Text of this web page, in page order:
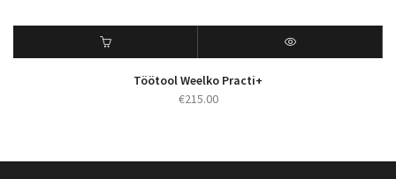
Töötool Weelko Practi+
€215.00